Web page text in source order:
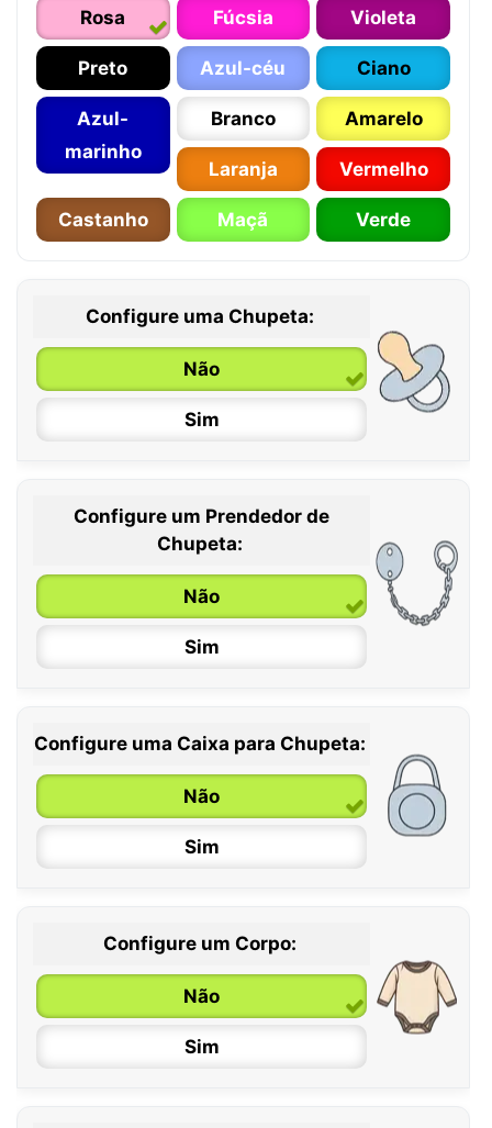
Rosa Fúcsia Violeta
Preto Azul-céu Ciano
Azul-
marinho
Branco Amarelo
Laranja Vermelho
Castanho Maçã Verde
Configure uma Chupeta:
Não
Sim
0 / 6 meses
6 / 36 meses
Configure um Prendedor de
Chupeta:
Não
Sim
Configure uma Caixa para Chupeta:
Não
Sim
Configure um Corpo:
Não
Sim